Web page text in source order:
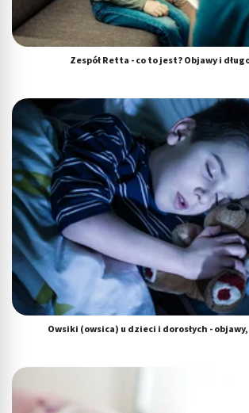
Zespół Retta - co to jest? Objawy i
Owsiki (owsica) u dzieci i dorosłych -